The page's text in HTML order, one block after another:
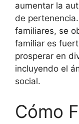
aumentar la
de
familiares, se
familiar es
prosperar en
incluyendo el
social.
Cómo